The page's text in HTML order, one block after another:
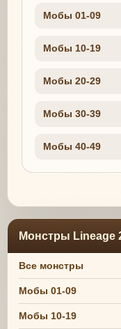
Мобы 01-09
Мобы 10-19
Мобы 20-29
Мобы 30-39
Мобы 40-49
Монстры Lineage
Все монстры
Мобы 01-09
Мобы 10-19